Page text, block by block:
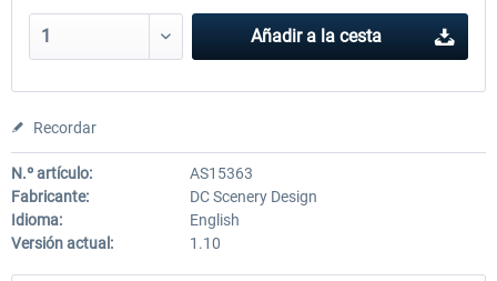
Añadir a la cesta
Recordar
N.º artículo:
AS15363
Fabricante:
DC Scenery Design
Idioma:
English
Versión actual:
1.10